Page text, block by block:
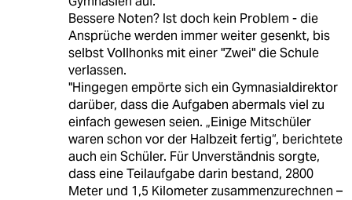
Bessere Noten? Ist doch kein Problem - die
Ansprüche werden immer weiter gesenkt, bis
selbst Vollhonks mit einer "Zwei" die Schule
verlassen.
"Hingegen empörte sich ein Gymnasialdirektor
darüber, dass die Aufgaben abermals viel zu
einfach gewesen seien. „Einige Mitschüler
waren schon vor der Halbzeit fertig“, berichtete
auch ein Schüler. Für Unverständnis sorgte,
dass eine Teilaufgabe darin bestand, 2800
Meter und 1,5 Kilometer zusammenzurechnen –